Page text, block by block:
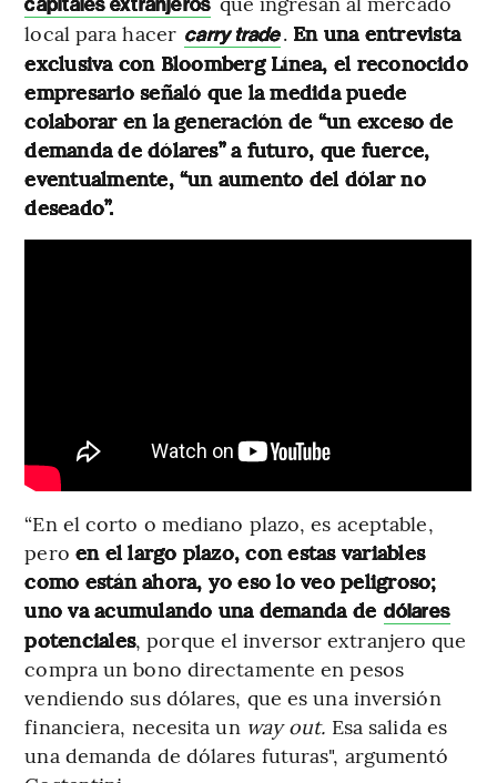
local para hacer carry trade. En una entrevista
exclusiva con Bloomberg Línea, el reconocido
empresario señaló que la medida puede
colaborar en la generación de “un exceso de
demanda de dólares” a futuro, que fuerce,
eventualmente, “un aumento del dólar no
deseado”.
“En el corto o mediano plazo, es aceptable,
pero en el largo plazo, con estas variables
como están ahora, yo eso lo veo peligroso;
uno va acumulando una demanda de dólares
potenciales, porque el inversor extranjero que
compra un bono directamente en pesos
vendiendo sus dólares, que es una inversión
financiera, necesita un way out. Esa salida es
una demanda de dólares futuras", argumentó